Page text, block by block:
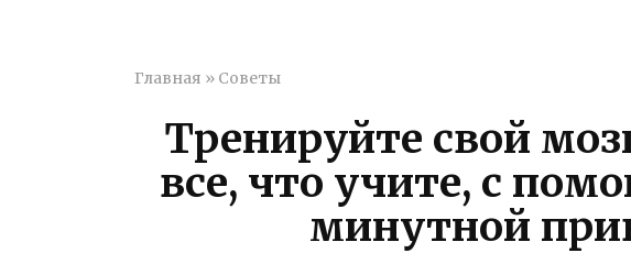
Главная » Советы
Тренируйте свой
все, что учите, с
минутной